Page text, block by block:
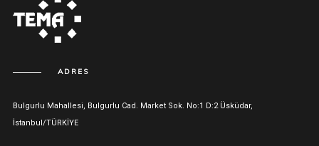
ADRES
Bulgurlu Mahallesi, Bulgurlu Cad. Market Sok. No:1 D:2 Üsküdar,
İstanbul/TÜRKİYE